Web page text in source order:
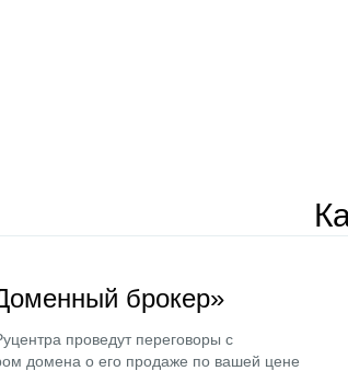
брокер»
проведут переговоры с
домена о его продаже по вашей цене